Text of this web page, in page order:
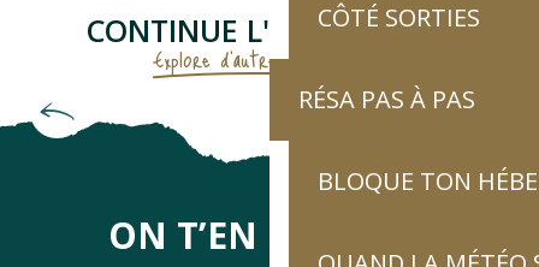
CÔTÉ SORTIES
RÉSA PAS À PAS
BLOQUE TON
CONTINUE L'AVENTURE...
Explore d'autres thématiques
Amuse-toi autour de l’eau
ON T’EN DIRA DES